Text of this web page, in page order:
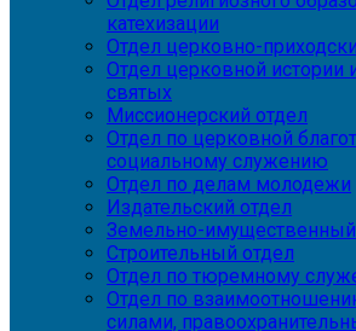
катехизации
Отдел церковно-
Отдел церковной истории
святых
Миссионерский отдел
Отдел по церковной
социальному служению
Отдел по делам молодежи
Издательский отдел
Земельно-имущественный
Строительный отдел
Отдел по тюремному
Отдел по
силами,